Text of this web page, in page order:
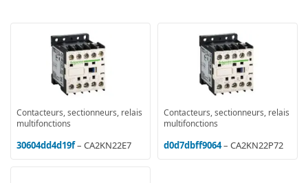
Contacteurs, sectionneurs, relais
multifonctions
30604dd4d19f– CA2KN22E7
Contacteurs, sectionneurs, relais
multifonctions
d0d7dbff9064– CA2KN22P72